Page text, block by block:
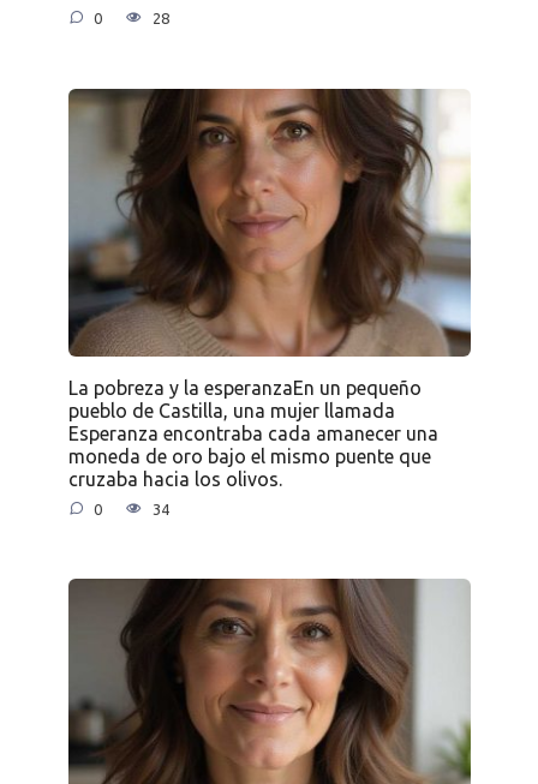
0 28
La pobreza y la esperanzaEn un pequeño
pueblo de Castilla, una mujer llamada
Esperanza encontraba cada amanecer una
moneda de oro bajo el mismo puente que
cruzaba hacia los olivos.
0 34